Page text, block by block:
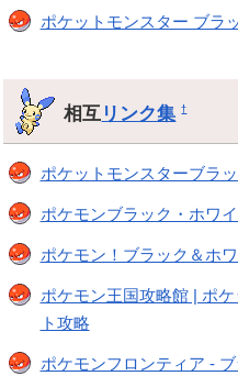
ポケットモンスター ブラ
相互 リンク集 †
ポケットモンスターブラ
ポケモンブラック・ホワ
ポケモン！ブラック＆ホ
ポケモン王国攻略館 | ポ
ト攻略
ポケモンフロンティア -